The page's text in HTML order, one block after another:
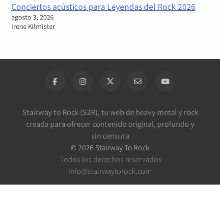
Conciertos acústicos para Leyendas del Rock 2026
agosto 3, 2026
Irene Kilmister
Stairway to Rock (S2R), tu web de heavy metal y rock
creada para ofrecer contenido original, profundo y
sin censura
© 2026 Stairway To Rock
Todos los derechos reservados
info@stairwaytorock.com